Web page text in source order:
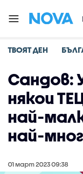
ТВОЯТ ДЕН
Сандов:
някои
най-
най-
01 март 2023 09:38